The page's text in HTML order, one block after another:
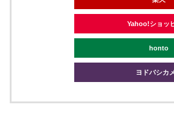
Yahoo!ショッ
honto
ヨドバシカ